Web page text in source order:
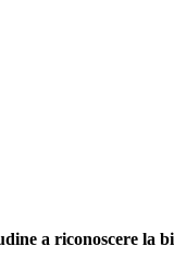
a riconoscere la